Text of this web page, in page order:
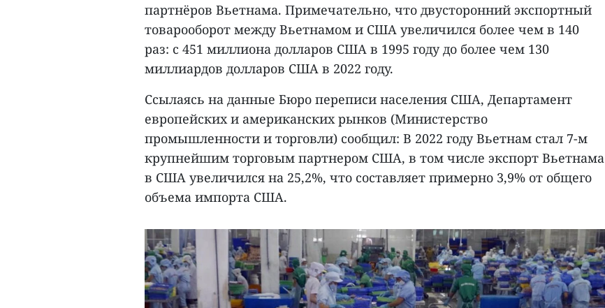
партнёров Вьетнама. Примечательно, что двусторонний экспортный
товарооборот между Вьетнамом и США увеличился более чем в 140
раз: с 451 миллиона долларов США в 1995 году до более чем 130
миллиардов долларов США в 2022 году.
Ссылаясь на данные Бюро переписи населения США, Департамент
европейских и американских рынков (Министерство
промышленности и торговли) сообщил: В 2022 году Вьетнам стал 7-м
крупнейшим торговым партнером США, в том числе экспорт Вьетнама
в США увеличился на 25,2%, что составляет примерно 3,9% от общего
объема импорта США.